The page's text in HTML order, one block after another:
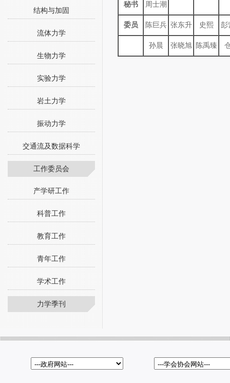
结构与加固
流体力学
生物力学
实验力学
岩土力学
振动力学
交通流及数据科学
工作委员会
产学研工作
科普工作
教育工作
青年工作
学术工作
力学季刊
秘书 周士潮
委员 陈巨兵 张东升 史熙 彭
孙晨 张晓旭 陈禹臻